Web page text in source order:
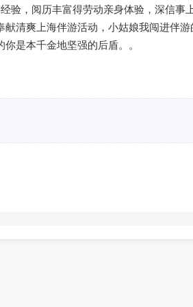
验，阅历丰富得劳动亲身体验，深信事
清爽上海伴游活动，小姑娘我闯进伴游
是本千金地坚强的后盾。。